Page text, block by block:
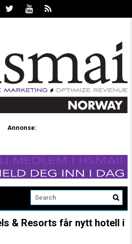
Annonse:
& Resorts får nytt hotell i